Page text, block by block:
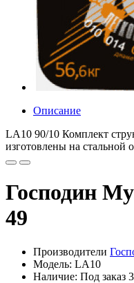
Описание
LA10 90/10 Комплект
изготовлены на стальной
Господин
49
Производители
Модель: LA10
Наличие: Под заказ